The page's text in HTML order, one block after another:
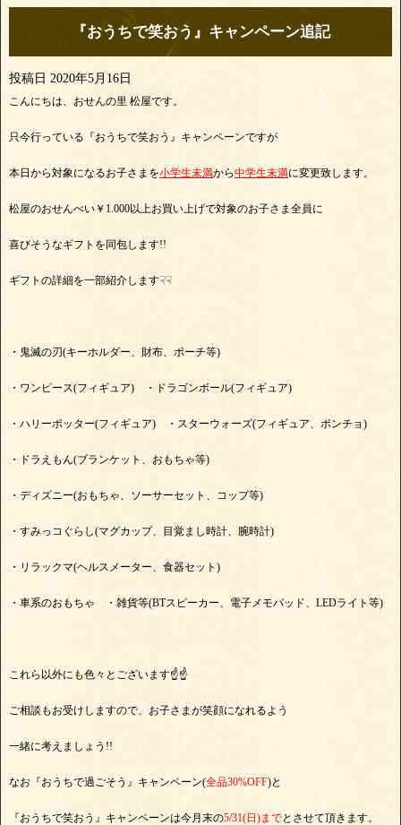
『おうちで笑おう』キャンペーン追記
投稿日 2020年5月16日
こんにちは、おせんの里 松屋です。
只今行っている『おうちで笑おう』キャンペーンですが
本日から対象になるお子さまを小学生未満から中学生未満に変更致します。
松屋のおせんべい￥1.000以上お買い上げで対象のお子さま全員に
喜びそうなギフトを同包します!!
ギフトの詳細を一部紹介します☟☟
・鬼滅の刃(キーホルダー、財布、ポーチ等)
・ワンピース(フィギュア) ・ドラゴンボール(フィギュア)
・ハリーポッター(フィギュア) ・スターウォーズ(フィギュア、ポンチョ)
・ドラえもん(ブランケット、おもちゃ等)
・ディズニー(おもちゃ、ソーサーセット、コップ等)
・すみっコぐらし(マグカップ、目覚まし時計、腕時計)
・リラックマ(ヘルスメーター、食器セット)
・車系のおもちゃ ・雑貨等(BTスピーカー、電子メモパッド、LEDライト等)
これら以外にも色々とございます☝☝
ご相談もお受けしますので、お子さまが笑顔になれるよう
一緒に考えましょう!!
なお『おうちで過ごそう』キャンペーン(全品30%OFF)と
『おうちで笑おう』キャンペーンは今月末の5/31(日)までとさせて頂きます。